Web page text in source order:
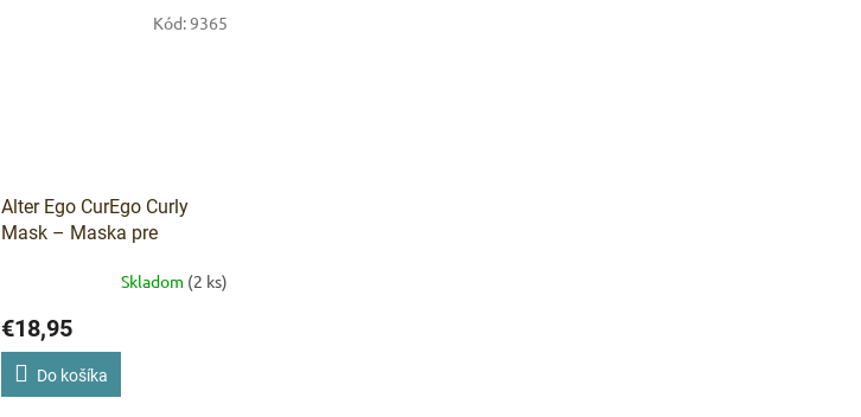
Alter Ego CurEgo Curly
Mask – Maska pre
Skladom (2 ks)
€18,95
Do košíka
Kód:9365